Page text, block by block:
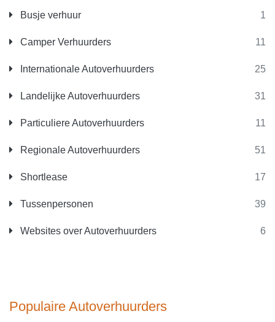
Busje verhuur 1
Camper Verhuurders 11
Internationale Autoverhuurders 25
Landelijke Autoverhuurders 31
Particuliere Autoverhuurders 11
Regionale Autoverhuurders 51
Shortlease 17
Tussenpersonen 39
Websites over Autoverhuurders 6
Populaire Autoverhuurders